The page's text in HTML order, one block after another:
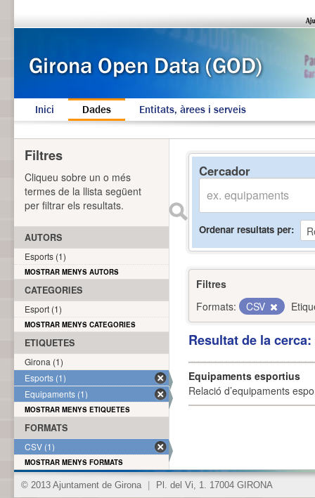
Inici Dades Entitats, àrees i serveis
Cercador
Ordenar resultats per
Filtres
Formats:
CSV
Resultat de la
Equipaments esportius
Relació d’equipaments
Filtres
Cliqueu sobre un o més
termes de la llista següent
per filtrar els resultats.
AUTORS
Esports (1)
MOSTRAR MENYS AUTORS
CATEGORIES
Esport (1)
MOSTRAR MENYS CATEGORIES
ETIQUETES
Girona (1)
Esports (1)
Equipaments (1)
MOSTRAR MENYS ETIQUETES
FORMATS
CSV (1)
MOSTRAR MENYS FORMATS
© 2013 Ajuntament de Girona Pl. del Vi, 1. 17004 GIRONA